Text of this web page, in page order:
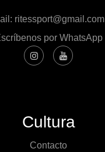
ritessport@gmail.com
por WhatsApp
Cultura
Contacto